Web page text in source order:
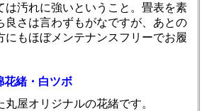
は汚れに強いということ。畳表を素
良さは言わずもがなですが、あとの
にもほぼメンテナンスフリーでお履
花緒・白ツボ
屋オリジナルの花緒です。